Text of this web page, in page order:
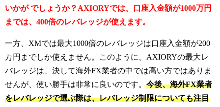
いかが でしょうか？AXIORYでは、口座入金額が1000万円
までは、400倍のレバレッジが使えます。
一方、XMでは最大1000倍のレバレッジは口座入金額が200
万円までしか使えません。
このように、AXIORYの最大レ
バレッジは、決して海外FX業者の中では高い方ではありま
せんが、使い勝手は非常に良いのです。 今後、海外FX業者
をレバレッジで選ぶ際は、レバレッジ制限についても注目